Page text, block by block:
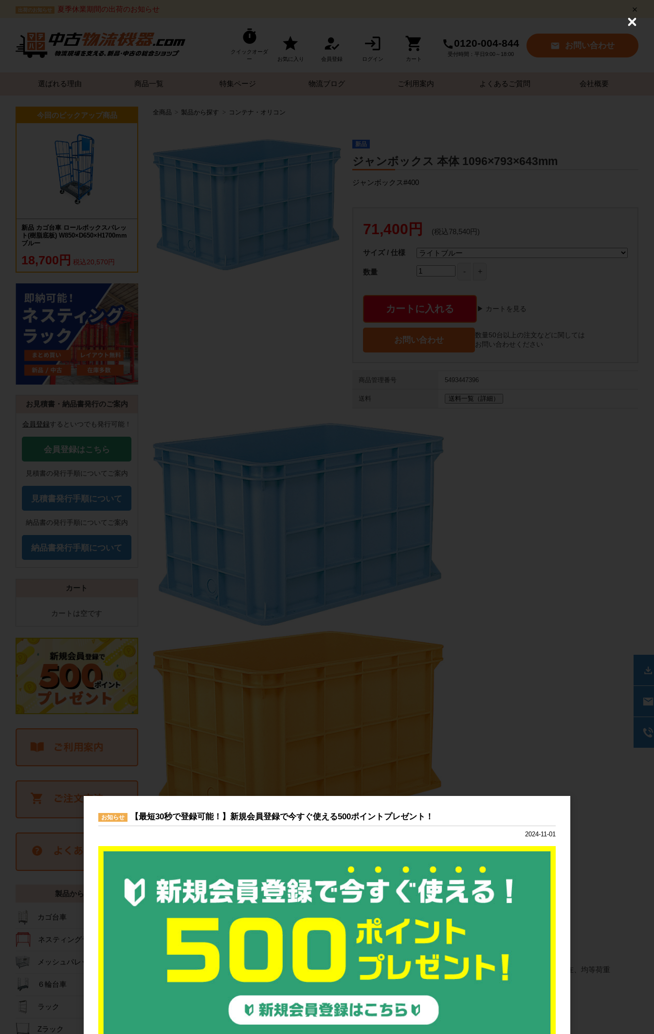
出荷のお知らせ 夏季休業期間の出荷のお知らせ
クイックオーダ
ー
お気に入り 会員登録 ログイン カート
0120-004-844
受付時間：平日9:00～18:00
お問い合わせ
選ばれる理由 商品一覧 特集ページ 物流ブログ ご利用案内 よくあるご質問 会社概要
全商品 製品から探す コンテナ・オリコン
新品
ジャンボックス 本体 1096×793×643mm
ジャンボックス#400
71,400円 (税込78,540円)
サイズ / 仕様
数量
カートに入れる ▶ カートを見る
お問い合わせ
数量50台以上の注文などに関しては
お問い合わせください
商品管理番号 5493447396
送料 送料一覧（詳細）
内寸:1006×703×603mm
有効内寸:986×683×603mm
圧縮荷重:93.8kN(9570kgf)
カラー:ライトブルー、オレンジ
底面形状:格子リブ
オプション:1.5インチフィッティング(片短側面1箇所、片長辺ほぼ中央底面1箇所)、φ150ゴムキャスター(2輪固定、2輪自在、均等荷重
640kg)、フタ(809001)、落しフタ(882502、809904)、台木、風呂栓(40A)
ジャンボックス#400落しフタ
今回のピックアップ商品
新品 カゴ台車 ロールボックスパレッ
ト(樹脂底板) W850×D650×H1700mm
ブルー
18,700円 税込20,570円
お見積書・納品書発行のご案内
会員登録するといつでも発行可能！
会員登録はこちら
見積書の発行手順についてご案内
見積書発行手順について
納品書の発行手順についてご案内
納品書発行手順について
カート
カートは空です
製品から探す
カゴ台車
ネスティングラック
メッシュパレット
６輪台車
ラック
Zラック
お知らせ 【最短30秒で登録可能！】新規会員登録で今すぐ使える500ポイントプレゼント！
2024-11-01
C
l